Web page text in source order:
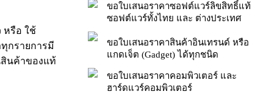
หรือ ใช้
กรายการมี
นค้าของแท้
ขอใบเสนอราคาซอฟต์แวร์ลิขสิทธิ์แท้
ซอฟต์แวร์ทั้งไทย และ ต่างประเทศ
ขอใบเสนอราคาสินค้าอินเทรนด์ หรือ
แกดเจ็ต (Gadget) ได้ทุกชนิด
ขอใบเสนอราคาคอมพิวเตอร์ และ
ฮาร์ดแวร์คอมพิวเตอร์